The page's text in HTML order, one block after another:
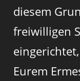
diesem
freiwilligen
Eurem